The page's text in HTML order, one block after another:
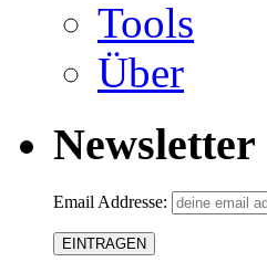
Tools
Über
Newsletter
Email Addresse: